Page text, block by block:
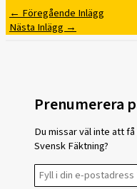
← Föregående Inlägg
Nästa Inlägg →
Prenumerera
Du missar väl inte att
Svensk Fäktning?